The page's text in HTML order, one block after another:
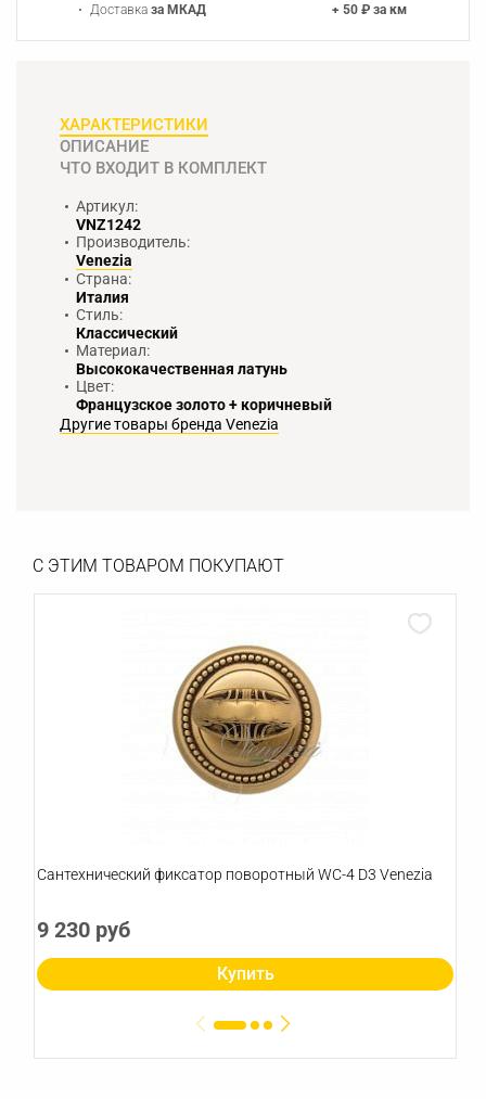
Доставказа МКАД + 50 ₽ за км
ХАРАКТЕРИСТИКИ
ОПИСАНИЕ
ЧТО ВХОДИТ В КОМПЛЕКТ
Артикул:
VNZ1242
Производитель:
Venezia
Страна:
Италия
Стиль:
Классический
Материал:
Высококачественная латунь
Цвет:
Французское золото + коричневый
Другие товары бренда Venezia
С ЭТИМ ТОВАРОМ ПОКУПАЮТ
Сантехнический фиксатор поворотный WC-4 D3 Venezia
9 230 руб
Купить